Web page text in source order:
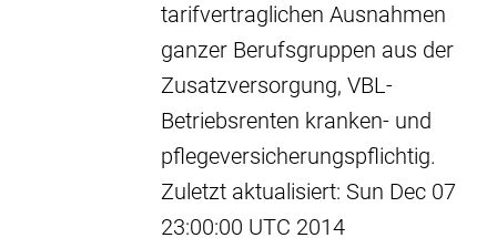
tarifvertraglichen Ausnahmen
ganzer Berufsgruppen aus der
Zusatzversorgung, VBL-
Betriebsrenten kranken- und
pflegeversicherungspflichtig.
Zuletzt aktualisiert: Sun Dec 07
23:00:00 UTC 2014